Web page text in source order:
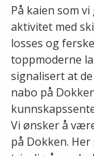
På kaien som
aktivitet med
losses og
toppmoderne
signalisert at
nabo på
Vi ønsker å
på Dokken.